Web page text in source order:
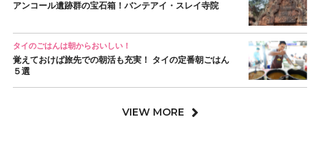
アンコール遺跡群の宝石箱！バンテアイ・スレイ寺院
タイのごはんは朝からおいしい！
覚えておけば旅先での朝活も充実！ タイの定番朝ごはん
５選
VIEW MORE